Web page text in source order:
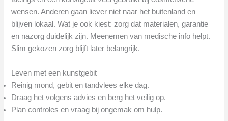
wensen. Anderen gaan liever niet naar het buitenland en
blijven lokaal. Wat je ook kiest: zorg dat materialen, garantie
en nazorg duidelijk zijn. Meenemen van medische info helpt.
Slim gekozen zorg blijft later belangrijk.
Leven met een kunstgebit
Reinig mond, gebit en tandvlees elke dag.
Draag het volgens advies en berg het veilig op.
Plan controles en vraag bij ongemak om hulp.